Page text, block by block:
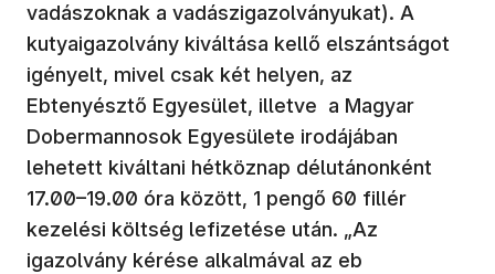
vadászoknak a vadászigazolványukat). A
kutyaigazolvány kiváltása kellő elszántságot
igényelt, mivel csak két helyen, az
Ebtenyésztő Egyesület, illetve a Magyar
Dobermannosok Egyesülete irodájában
lehetett kiváltani hétköznap délutánonként
17.00–19.00 óra között, 1 pengő 60 fillér
kezelési költség lefizetése után. „Az
igazolvány kérése alkalmával az eb